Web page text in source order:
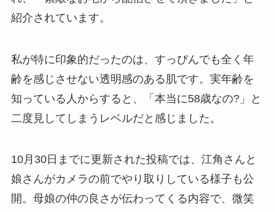
紹介されています。
私が特に印象的だったのは、すっぴんでも全く年
齢を感じさせない透明感のある肌です。実年齢を
知っている人からすると、「本当に58歳なの?」と
二度見してしまうレベルだと感じました。
10月30日までに更新された投稿では、江角さんと
娘さんがカメラの前でやり取りしている様子も公
開。母娘の仲の良さが伝わってくる内容で、微笑